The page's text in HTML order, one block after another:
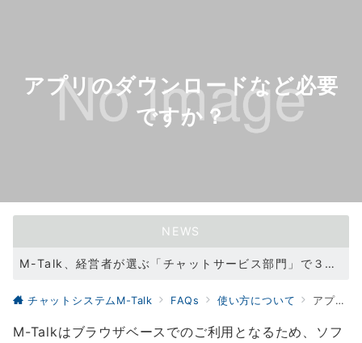
アプリのダウンロードなど必要
ですか？
NEWS
M-Talk、経営者が選ぶ「チャットサービス部門」で３冠を達成！（2021/11/11）
WEBサイトリニューアル（2021/05/31）
チャットシステムM-Talk FAQs 使い方について アプリのダウンロードなど必要ですか？
M-Talkはブラウザベースでのご利用となるため、ソフ